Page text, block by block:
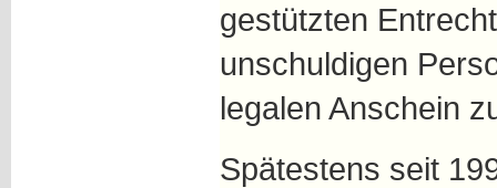
gestützten
unschuldigen
legalen Anschein
Spätestens seit